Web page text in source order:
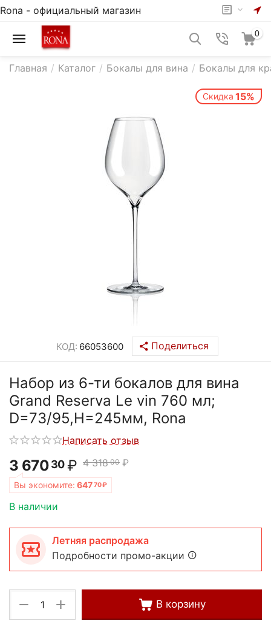
Rona - официальный магазин
0
Главная / Каталог / Бокалы для вина / Бокалы для
Скидка 15%
КОД: 66053600 Поделиться
Набор из 6-ти бокалов для вина
Grand Reserva Le vin 760 мл;
D=73/95,H=245мм, Rona
Написать отзыв
3 67030₽ 4 318 00 ₽
Вы экономите: 64770₽
В наличии
Летняя распродажа
Подробности промо-акции
+
− В корзину